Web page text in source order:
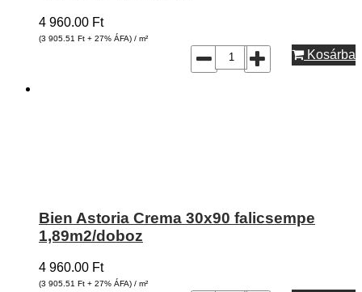
4 960.00 Ft
(3 905.51 Ft + 27% ÁFA) / m²
Kosárba
Bien Astoria Crema 30x90 falicsempe
1,89m2/doboz
4 960.00 Ft
(3 905.51 Ft + 27% ÁFA) / m²